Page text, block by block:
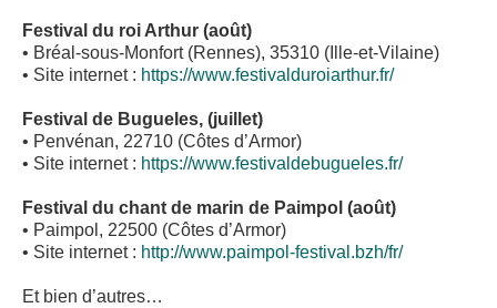
Festival du roi Arthur (août)
• Bréal-sous-Monfort (Rennes), 35310 (Ille-et-Vilaine)
• Site internet : https://www.festivalduroiarthur.fr/
Festival de Bugueles, (juillet)
• Penvénan, 22710 (Côtes d’Armor)
• Site internet : https://www.festivaldebugueles.fr/
Festival du chant de marin de Paimpol (août)
• Paimpol, 22500 (Côtes d’Armor)
• Site internet : http://www.paimpol-festival.bzh/fr/
Et bien d’autres…